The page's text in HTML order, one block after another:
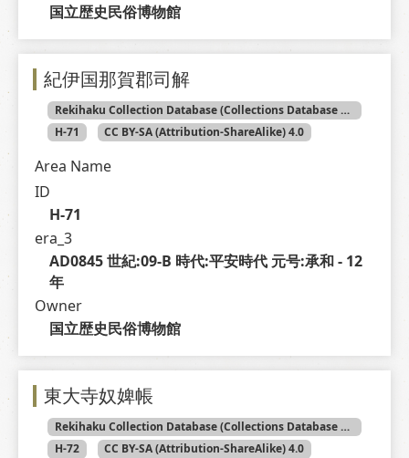
国立歴史民俗博物館
紀伊国那賀郡司解
Rekihaku Collection Database (Collections Database of the National Museum of Japanese History)
H-71
CC BY-SA (Attribution-ShareAlike) 4.0
Area Name
ID
H-71
era_3
AD0845 世紀:09-B 時代:平安時代 元号:承和 - 12
年
Owner
国立歴史民俗博物館
東大寺奴婢帳
Rekihaku Collection Database (Collections Database of the National Museum of Japanese History)
H-72
CC BY-SA (Attribution-ShareAlike) 4.0